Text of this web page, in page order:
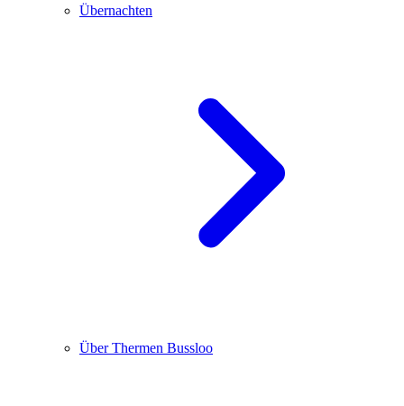
Übernachten
Über Thermen Bussloo